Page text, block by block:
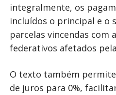
integralmente, os
incluídos o principal e o
parcelas vincendas com
federativos afetados
O texto também
de juros para 0%,